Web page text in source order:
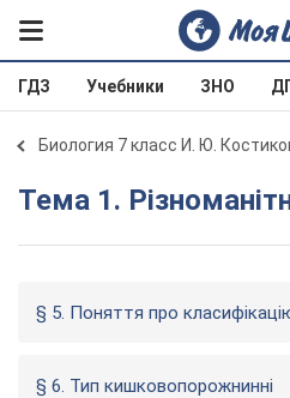
ГДЗ Учебники ЗНО
Биология 7 класс И. Ю.
Тема 1.
§ 5. Поняття про
§ 6. Тип кишковопорожнинні